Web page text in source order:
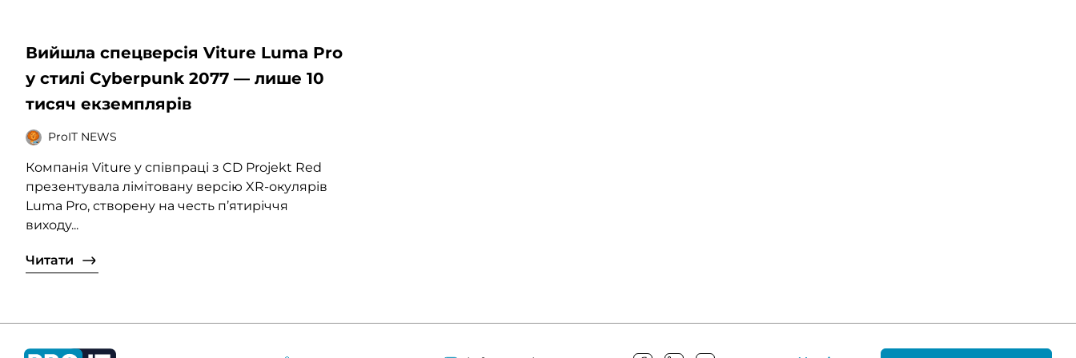
Вийшла спецверсія Viture Luma Pro
у стилі Cyberpunk 2077 — лише 10
тисяч екземплярів
ProIT NEWS
Компанія Viture у співпраці з CD Projekt Red
презентувала лімітовану версію XR-окулярів
Luma Pro, створену на честь п’ятиріччя
виходу...
Читати